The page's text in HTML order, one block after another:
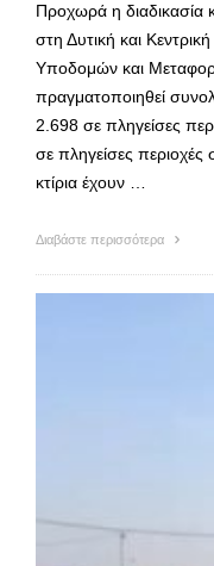
Προχωρά η διαδικασία
στη Δυτική και
Υποδομών και
πραγματοποιηθεί
2.698 σε πληγείσες
σε πληγείσες
κτίρια έχουν …
Διαβάστε περισσότερα